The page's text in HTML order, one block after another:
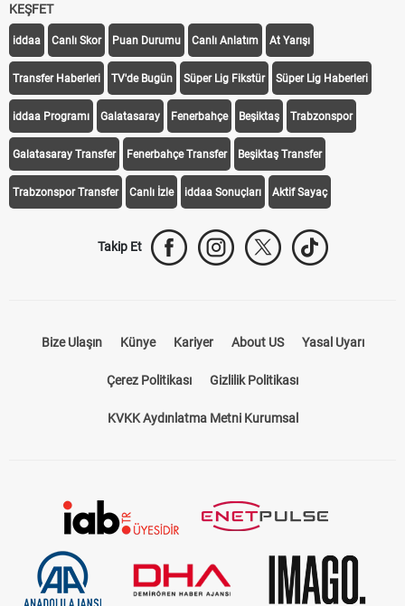
KEŞFET
iddaa Canlı Skor Puan Durumu Canlı Anlatım At Yarışı
Transfer Haberleri TV'de Bugün Süper Lig Fikstür Süper Lig Haberleri
iddaa Programı Galatasaray Fenerbahçe Beşiktaş Trabzonspor
Galatasaray Transfer Fenerbahçe Transfer Beşiktaş Transfer
Trabzonspor Transfer Canlı İzle iddaa Sonuçları Aktif Sayaç
Takip Et
Bize Ulaşın Künye Kariyer About US Yasal Uyarı
Çerez Politikası Gizlilik Politikası
KVKK Aydınlatma Metni Kurumsal